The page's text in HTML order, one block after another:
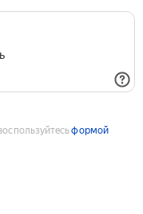
формой